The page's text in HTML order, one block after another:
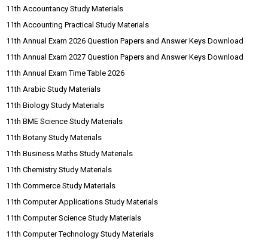
11th Accountancy Study Materials
11th Accounting Practical Study Materials
11th Annual Exam 2026 Question Papers and Answer Keys Download
11th Annual Exam 2027 Question Papers and Answer Keys Download
11th Annual Exam Time Table 2026
11th Arabic Study Materials
11th Biology Study Materials
11th BME Science Study Materials
11th Botany Study Materials
11th Business Maths Study Materials
11th Chemistry Study Materials
11th Commerce Study Materials
11th Computer Applications Study Materials
11th Computer Science Study Materials
11th Computer Technology Study Materials